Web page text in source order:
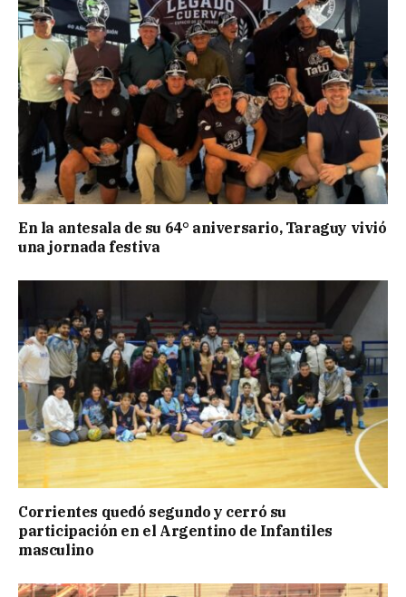
En la antesala de su 64° aniversario, Taraguy vivió
una jornada festiva
Corrientes quedó segundo y cerró su
participación en el Argentino de Infantiles
masculino